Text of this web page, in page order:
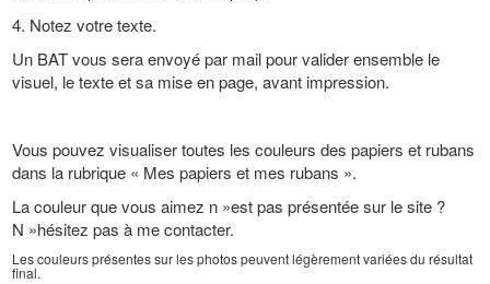
4. Notez votre texte.
Un BAT vous sera envoyé par mail pour valider ensemble le
visuel, le texte et sa mise en page, avant impression.
Vous pouvez visualiser toutes les couleurs des papiers et rubans
dans la rubrique « Mes papiers et mes rubans ».
La couleur que vous aimez n »est pas présentée sur le site ?
N »hésitez pas à me contacter.
Les couleurs présentes sur les photos peuvent légèrement variées du résultat
final.